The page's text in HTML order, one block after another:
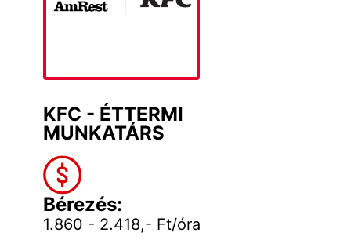
KFC - ÉTTERMI
MUNKATÁRS
Bérezés:
1.860 - 2.418,- Ft/óra